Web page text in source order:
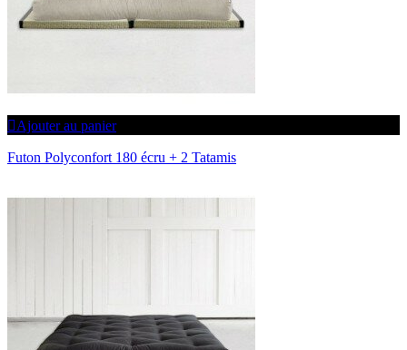
Ajouter au panier
Futon Polyconfort 180 écru + 2 Tatamis